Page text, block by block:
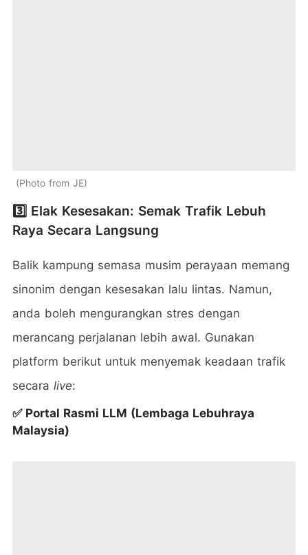
Photo from JE
3️⃣ Elak Kesesakan: Semak Trafik Lebuh
Raya Secara Langsung
Balik kampung semasa musim perayaan memang
sinonim dengan kesesakan lalu lintas. Namun,
anda boleh mengurangkan stres dengan
merancang perjalanan lebih awal. Gunakan
platform berikut untuk menyemak keadaan trafik
secara live:
✅ Portal Rasmi LLM (Lembaga Lebuhraya
Malaysia)